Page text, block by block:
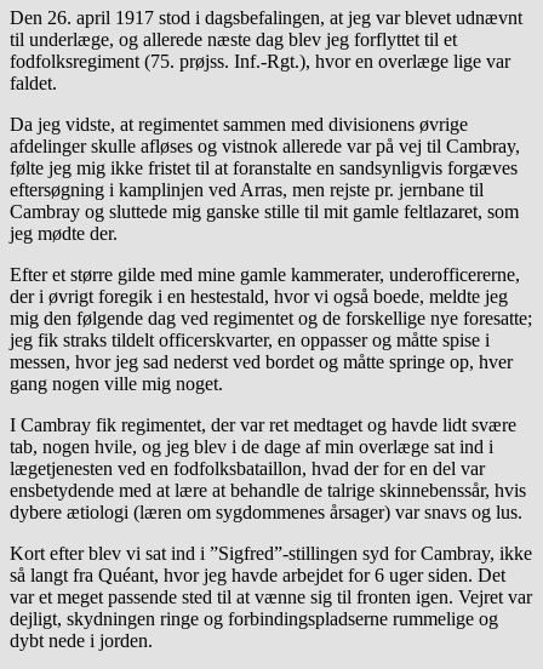
Den 26. april 1917 stod i dagsbefalingen, at jeg var blevet udnævnt
til underlæge, og allerede næste dag blev jeg forflyttet til et
fodfolksregiment (75. prøjss. Inf.-Rgt.), hvor en overlæge lige var
faldet.
Da jeg vidste, at regimentet sammen med divisionens øvrige
afdelinger skulle afløses og vistnok allerede var på vej til Cambray,
følte jeg mig ikke fristet til at foranstalte en sandsynligvis forgæves
eftersøgning i kamplinjen ved Arras, men rejste pr. jernbane til
Cambray og sluttede mig ganske stille til mit gamle feltlazaret, som
jeg mødte der.
Efter et større gilde med mine gamle kammerater, underofficererne,
der i øvrigt foregik i en hestestald, hvor vi også boede, meldte jeg
mig den følgende dag ved regimentet og de forskellige nye foresatte;
jeg fik straks tildelt officerskvarter, en oppasser og måtte spise i
messen, hvor jeg sad nederst ved bordet og måtte springe op, hver
gang nogen ville mig noget.
I Cambray fik regimentet, der var ret medtaget og havde lidt svære
tab, nogen hvile, og jeg blev i de dage af min overlæge sat ind i
lægetjenesten ved en fodfolksbataillon, hvad der for en del var
ensbetydende med at lære at behandle de talrige skinnebenssår, hvis
dybere ætiologi (læren om sygdommenes årsager) var snavs og lus.
Kort efter blev vi sat ind i ”Sigfred”-stillingen syd for Cambray, ikke
så langt fra Quéant, hvor jeg havde arbejdet for 6 uger siden. Det
var et meget passende sted til at vænne sig til fronten igen. Vejret var
dejligt, skydningen ringe og forbindingspladserne rummelige og
dybt nede i jorden.